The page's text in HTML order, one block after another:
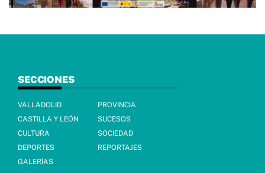
SECCIONES
VALLADOLID
PROVINCIA
CASTILLA Y LEÓN
SUCESOS
CULTURA
SOCIEDAD
DEPORTES
REPORTAJES
GALERÍAS